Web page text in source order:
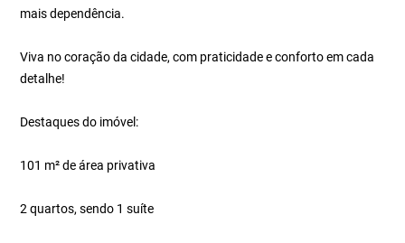
mais dependência.
Viva no coração da cidade, com praticidade e conforto em cada
detalhe!
Destaques do imóvel:
101 m² de área privativa
2 quartos, sendo 1 suíte